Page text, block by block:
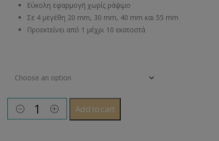
Εύκολη εφαρμογή χωρίς ράψιμο
Σε 4 μεγέθη 20 mm, 30 mm, 40 mm και 55 mm
Προεκτείνει από 1 μέχρι 10 εκατοστά
Add to cart